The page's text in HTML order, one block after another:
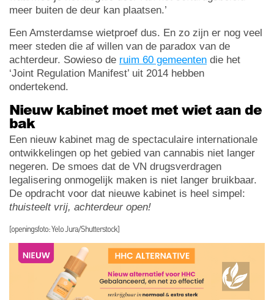
meer buiten de deur kan plaatsen.’
Een Amsterdamse wietproef dus. En zo zijn er nog veel
meer steden die af willen van de paradox van de
achterdeur. Sowieso de ruim 60 gemeenten die het
‘Joint Regulation Manifest’ uit 2014 hebben
ondertekend.
Nieuw kabinet moet met wiet aan de
bak
Een nieuw kabinet mag de spectaculaire internationale
ontwikkelingen op het gebied van cannabis niet langer
negeren. De smoes dat de VN drugsverdragen
legalisering onmogelijk maken is niet langer bruikbaar.
De opdracht voor dat nieuwe kabinet is heel simpel:
thuisteelt vrij, achterdeur open!
[openingsfoto: Yelo Jura/Shutterstock]